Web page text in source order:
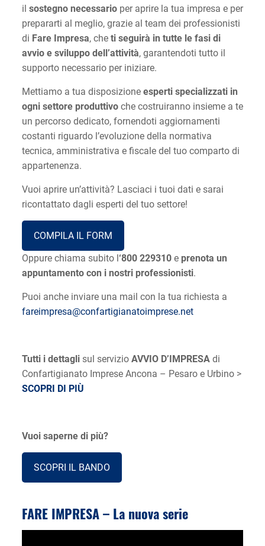
il sostegno necessarioper aprire la tua impresa e per
prepararti al meglio, grazie al team dei professionisti
di Fare Impresa, che ti seguirà in tutte le fasi di
avvio e sviluppo dell’attività, garantendoti tutto il
supporto necessario per iniziare.
Mettiamo a tua disposizione esperti specializzati in
ogni settore produttivoche costruiranno insieme a te
un percorso dedicato, fornendoti aggiornamenti
costanti riguardo l’evoluzione della normativa
tecnica, amministrativa e fiscale del tuo comparto di
appartenenza.
Vuoi aprire un’attività? Lasciaci i tuoi dati e sarai
ricontattato dagli esperti del tuo settore!
COMPILA IL FORM
Oppure chiama subito l‘800 229310e prenota un
appuntamento con i nostri professionisti.
Puoi anche inviare una mail con la tua richiesta a
fareimpresa@confartigianatoimprese.net
Tutti i dettagli sul servizioAVVIO D’IMPRESAdi
Confartigianato Imprese Ancona – Pesaro e Urbino >
SCOPRI DI PIÙ
Vuoi saperne di più?
SCOPRI IL BANDO
FARE IMPRESA – La nuova serie